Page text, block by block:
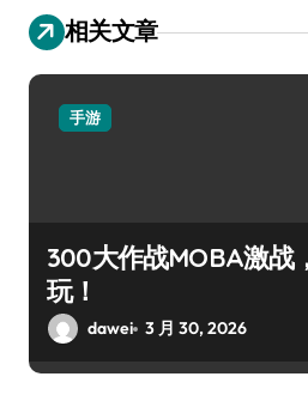
相关文章
手游
300大作战MOBA激战
玩！
dawei 3 月 30, 2026